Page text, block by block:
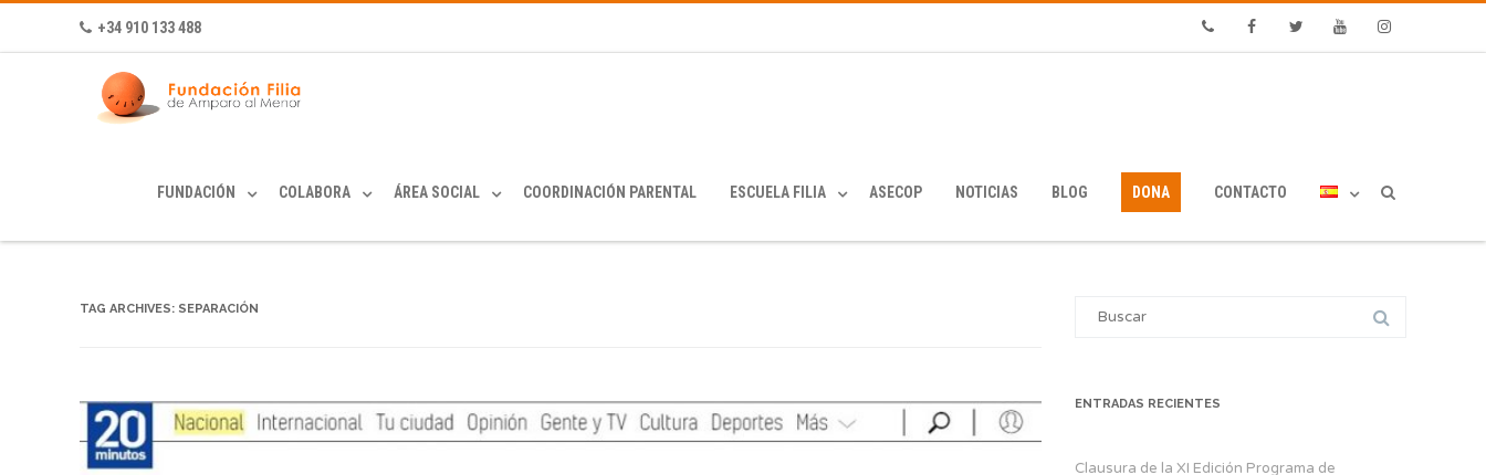
+34 910 133 488
FUNDACIÓN COLABORA ÁREA SOCIAL COORDINACIÓN PARENTAL ESCUELA FILIA ASECOP NOTICIAS BLOG DONA CONTACTO
TAG ARCHIVES: SEPARACIÓN
Search
ENTRADAS RECIENTES
Clausura de la XI Edición Programa de